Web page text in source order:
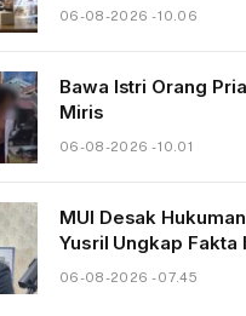
06-08-2026 - 10.06
Bawa Istri Orang
Miris
06-08-2026 - 10.01
MUI Desak
Yusril Ungkap Fakta
06-08-2026 - 07.45